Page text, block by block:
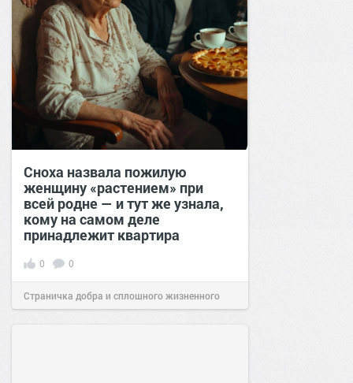
Сноха назвала пожилую
женщину «растением» при
всей родне — и тут же узнала,
кому на самом деле
принадлежит квартира
0 0
Страничка добра и сплошного жизненного